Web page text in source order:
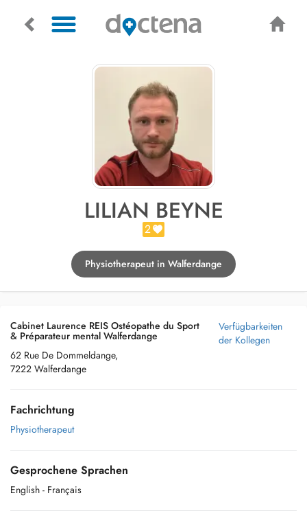
LILIAN BEYNE
2
Physiotherapeut in Walferdange
Cabinet Laurence REIS Ostéopathe du Sport
& Préparateur mental Walferdange
62 Rue De Dommeldange,
7222 Walferdange
Verfügbarkeiten
der Kollegen
Fachrichtung
Physiotherapeut
Gesprochene Sprachen
English - Français